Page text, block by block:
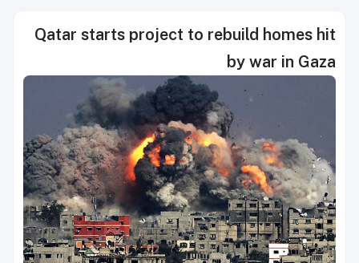
Qatar starts project to rebuild homes hit
by war in Gaza